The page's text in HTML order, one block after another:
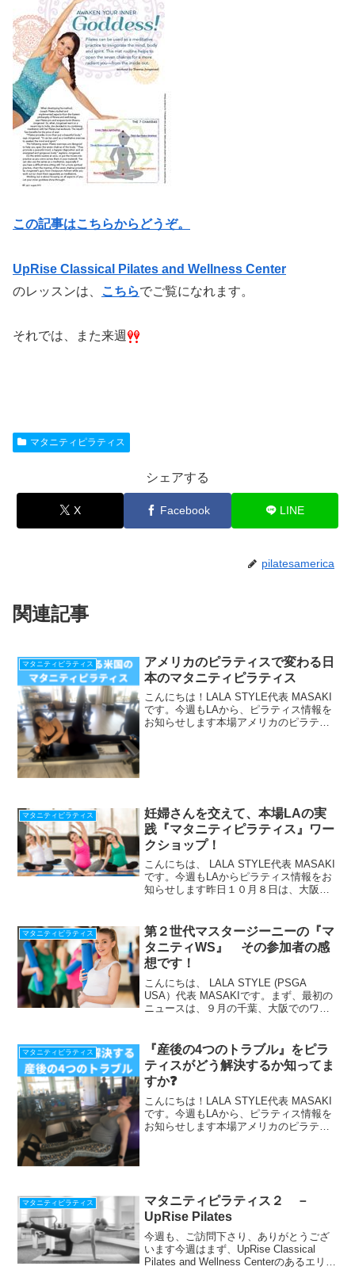
この記事はこちらからどうぞ。
UpRise Classical Pilates and Wellness Center
のレッスンは、
こちらでご覧になれます。
それでは、また来週
マタニティピラティス
シェアする
X Facebook LINE
pilatesamerica
関連記事
マタニティピラティス
アメリカのピラティスで変わる日
本のマタニティピラティス
こんにちは！LALA STYLE代表 MASAKI
です。今週もLAから、ピラティス情報を
お知らせします本場アメリカのピラティ
マタニティピラティス
妊婦さんを交えて、本場LAの実
践『マタニティピラティス』ワー
クショップ！
こんにちは、 LALA STYLE代表 MASAKI
です。今週もLAからピラティス情報をお
知らせします昨日１０月８日は、大阪堺
開催しました。妊...
マタニティピラティス
第２世代マスタージーニーの『マ
タニティWS』 その参加者の感
想です！
こんにちは、 LALA STYLE (PSGA
USA）代表 MASAKIです。まず、最初の
ニュースは、９月の千葉、大阪でのワー
世代マスターから直接、本場のピラテ
ィ...
マタニティピラティス
『産後の4つのトラブル』をピラ
ティスがどう解決するか知ってま
すか❓
こんにちは！LALA STYLE代表 MASAKI
です。今週もLAから、ピラティス情報を
お知らせします本場アメリカのピラティ
マタニティピラティス
マタニティピラティス２ －
UpRise Pilates
今週も、ご訪問下さり、ありがとうござ
います今週はまず、UpRise Classical
Pilates and Wellness Centerのあるエリア